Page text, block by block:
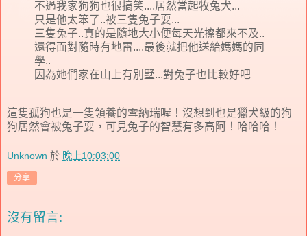
不過我家狗狗也很搞笑....居然當起牧兔犬...
只是他太笨了..被三隻兔子耍...
三隻兔子..真的是隨地大小便每天光擦都來不及..
還得面對隨時有地雷....最後就把他送給媽媽的同
學..
因為她們家在山上有別墅...對兔子也比較好吧
這隻孤狗也是一隻領養的雪納瑞喔！沒想到也是獵犬級的狗
狗居然會被兔子耍，可見兔子的智慧有多高阿！哈哈哈！
Unknown 於 晚上10:03:00
分享
沒有留言: